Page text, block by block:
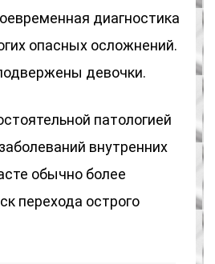
диагностика
опасных осложнений.
девочки.
патологией
внутренних
обычно более
перехода острого